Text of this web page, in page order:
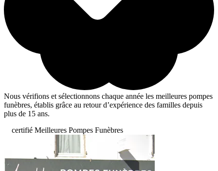
Nous vérifions et sélectionnons chaque année les meilleures pompes
funèbres, établis grâce au retour d’expérience des familles depuis
plus de 15 ans.
certifié Meilleures Pompes Funèbres